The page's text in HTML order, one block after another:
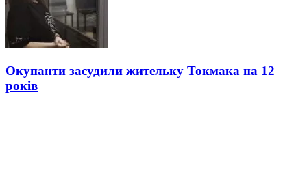
Окупанти засудили жительку Токмака на 12
років